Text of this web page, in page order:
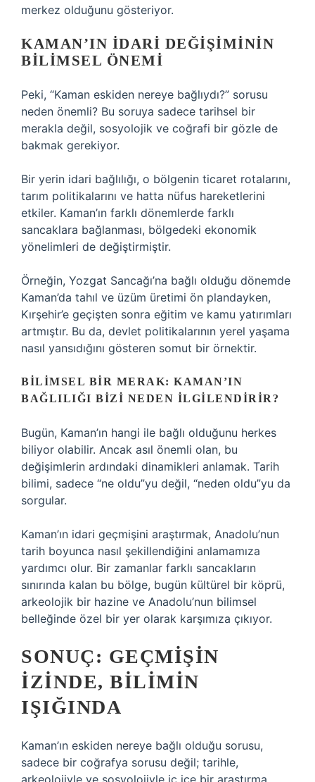
merkez olduğunu gösteriyor.
KAMAN’IN İDARI DEĞIŞIMININ
BILIMSEL ÖNEMI
Peki, “Kaman eskiden nereye bağlıydı?” sorusu
neden önemli? Bu soruya sadece tarihsel bir
merakla değil, sosyolojik ve coğrafi bir gözle de
bakmak gerekiyor.
Bir yerin idari bağlılığı, o bölgenin ticaret rotalarını,
tarım politikalarını ve hatta nüfus hareketlerini
etkiler. Kaman’ın farklı dönemlerde farklı
sancaklara bağlanması, bölgedeki ekonomik
yönelimleri de değiştirmiştir.
Örneğin, Yozgat Sancağı’na bağlı olduğu dönemde
Kaman’da tahıl ve üzüm üretimi ön plandayken,
Kırşehir’e geçişten sonra eğitim ve kamu yatırımları
artmıştır. Bu da, devlet politikalarının yerel yaşama
nasıl yansıdığını gösteren somut bir örnektir.
BILIMSEL BIR MERAK: KAMAN’IN
BAĞLILIĞI BIZI NEDEN İLGILENDIRIR?
Bugün, Kaman’ın hangi ile bağlı olduğunu herkes
biliyor olabilir. Ancak asıl önemli olan, bu
değişimlerin ardındaki dinamikleri anlamak. Tarih
bilimi, sadece “ne oldu”yu değil, “neden oldu”yu da
sorgular.
Kaman’ın idari geçmişini araştırmak, Anadolu’nun
tarih boyunca nasıl şekillendiğini anlamamıza
yardımcı olur. Bir zamanlar farklı sancakların
sınırında kalan bu bölge, bugün kültürel bir köprü,
arkeolojik bir hazine ve Anadolu’nun bilimsel
belleğinde özel bir yer olarak karşımıza çıkıyor.
SONUÇ: GEÇMIŞIN
İZINDE, BILIMIN
IŞIĞINDA
Kaman’ın eskiden nereye bağlı olduğu sorusu,
sadece bir coğrafya sorusu değil; tarihle,
arkeolojiyle ve sosyolojiyle iç içe bir araştırma